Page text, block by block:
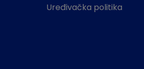
Uređivačka politika